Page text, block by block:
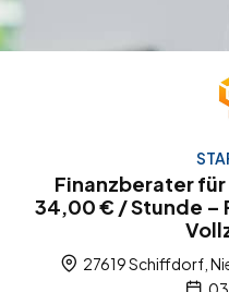
Finanzberater
34,00 € / Stunde –
27619 Schiffdorf,